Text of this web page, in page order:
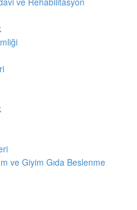
ve Giyim Gıda Beslenme